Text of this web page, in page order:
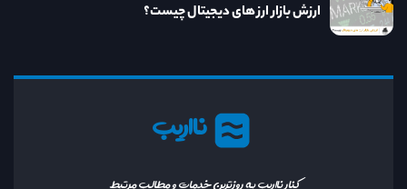
نااریب
کنار نااریب به روزترین خدمات و مطالب مرتبط
ارزش بازار ارز های دیجیتال چیست؟